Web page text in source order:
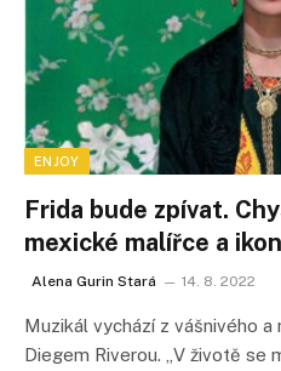
ENJOY
Frida bude zpívat.
mexické malířce a
Alena Gurin Stará 14. 8. 2022
Muzikál vychází z vášnivého
Diegem Riverou. „V životě se